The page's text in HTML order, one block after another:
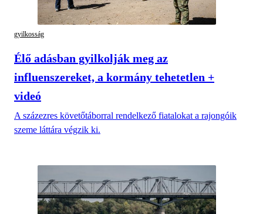
gyilkosság
Élő adásban gyilkolják meg az
influenszereket, a kormány tehetetlen +
videó
A százezres követőtáborral rendelkező fiatalokat a rajongóik
szeme láttára végzik ki.